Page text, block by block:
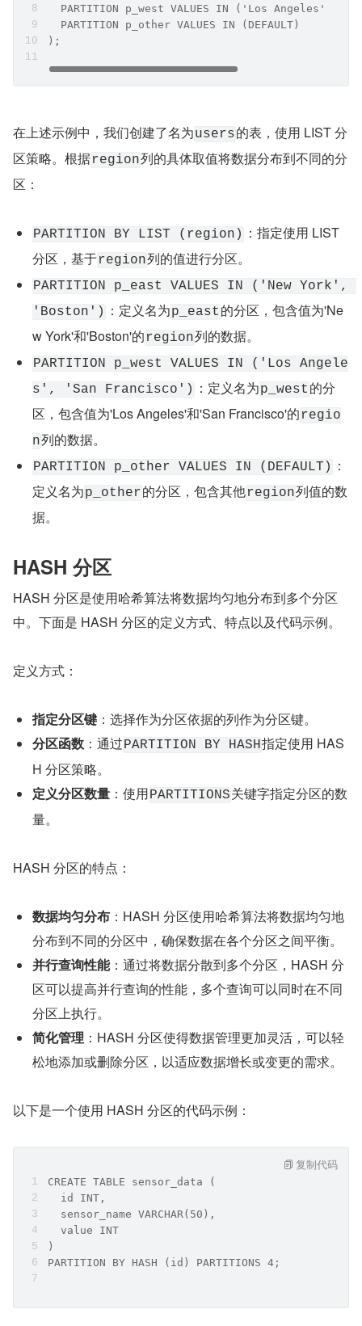
PARTITION p_west VALUES IN ('Los Angeles',
  PARTITION p_other VALUES IN (DEFAULT)
);
在上述示例中，我们创建了名为users的表，使用 LIST 分
区策略。根据region列的具体取值将数据分布到不同的分
区：
PARTITION BY LIST (region)
：指定使用 LIST
分区，基于region列的值进行分区。
PARTITION p_east VALUES IN ('New York',
'Boston')
：定义名为p_east 的分区，包含值为'Ne
w York'和'Boston'的 region列的数据。
PARTITION p_west VALUES IN ('Los Angele
s', 'San Francisco')
：定义名为p_west 的分
区，包含值为'Los Angeles'和'San Francisco'的 regio
n列的数据。
PARTITION p_other VALUES IN (DEFAULT)
：
定义名为p_other的分区，包含其他region列值的数
据。
HASH 分区
HASH 分区是使用哈希算法将数据均匀地分布到多个分区
中。下面是 HASH 分区的定义方式、特点以及代码示例。
定义方式：
指定分区键 ：选择作为分区依据的列作为分区键。
分区函数 ：通过PARTITION BY HASH指定使用 HAS
H 分区策略。
定义分区数量 ：使用PARTITIONS关键字指定分区的数
量。
HASH 分区的特点：
数据均匀分布 ：HASH 分区使用哈希算法将数据均匀地
分布到不同的分区中，确保数据在各个分区之间平衡。
并行查询性能：通过将数据分散到多个分区，HASH 分
区可以提高并行查询的性能，多个查询可以同时在不同
分区上执行。
简化管理 ：HASH 分区使得数据管理更加灵活，可以轻
松地添加或删除分区，以适应数据增长或变更的需求。
以下是一个使用 HASH 分区的代码示例：
CREATE TABLE sensor_data (
  id INT,
  sensor_name VARCHAR(50),
  value INT
)
PARTITION BY HASH (id) PARTITIONS 4;
复制代码